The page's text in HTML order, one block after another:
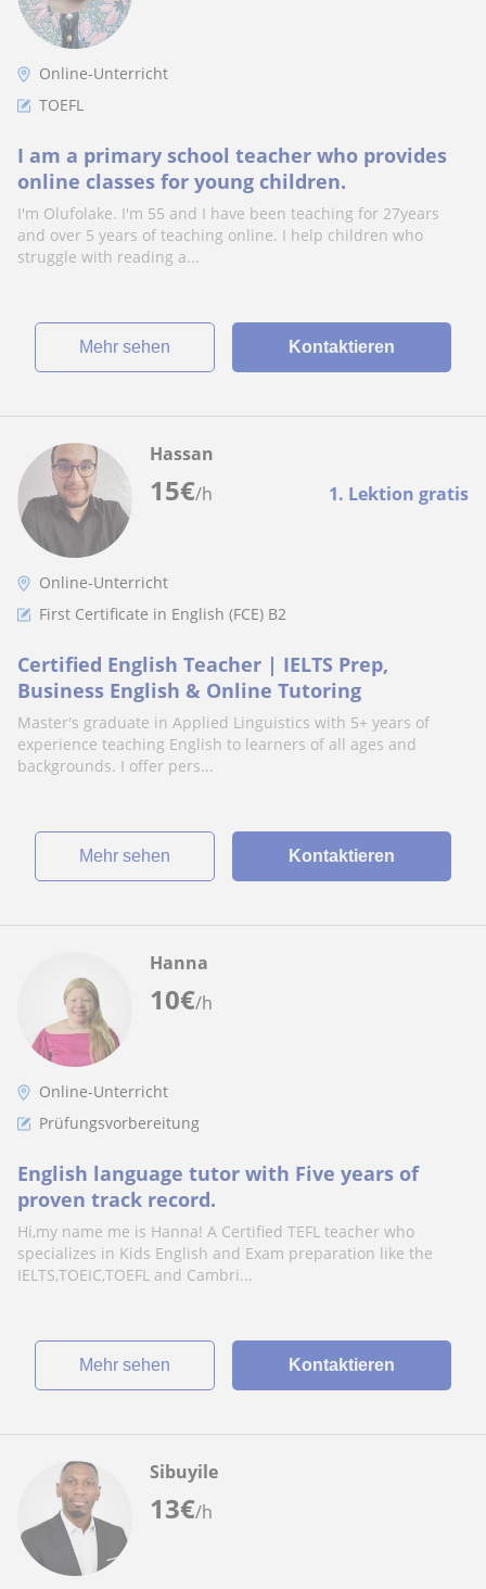
Online-Unterricht
TOEFL
I am a primary school teacher who provides
online classes for young children.
I'm Olufolake. I'm 55 and I have been teaching for 27years
and over 5 years of teaching online. I help children who
struggle with reading a...
Mehr sehen Kontaktieren
15€/h 1. Lektion gratis
Hassan
Online-Unterricht
First Certificate in English (FCE) B2
Certified English Teacher | IELTS Prep,
Business English & Online Tutoring
Master's graduate in Applied Linguistics with 5+ years of
experience teaching English to learners of all ages and
backgrounds. I offer pers...
Mehr sehen Kontaktieren
10€/h
Hanna
Online-Unterricht
Prüfungsvorbereitung
English language tutor with Five years of
proven track record.
Hi,my name me is Hanna! A Certified TEFL teacher who
specializes in Kids English and Exam preparation like the
IELTS,TOEIC,TOEFL and Cambri...
Mehr sehen Kontaktieren
13€/h
Sibuyile